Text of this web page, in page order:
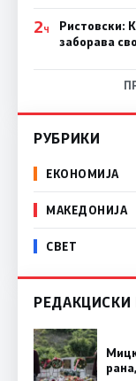
2Ч
Ристовски:
заборава
РУБРИКИ
ЕКОНОМИЈА
МАКЕДОНИЈА
СВЕТ
РЕДАКЦИСКИ